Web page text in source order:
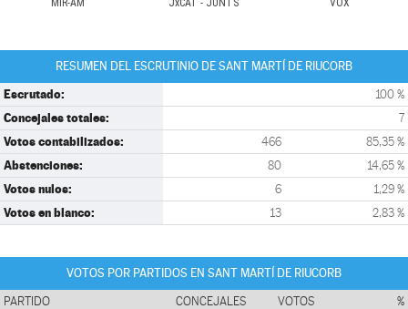
MIR-AM JxCAT - JUNTS VOX
RESUMEN DEL ESCRUTINIO DE SANT MARTÍ DE RIUCORB
Escrutado: 100 %
Concejales totales: 7
Votos contabilizados: 466 85,35 %
Abstenciones: 80 14,65 %
Votos nulos: 6 1,29 %
Votos en blanco: 13 2,83 %
VOTOS POR PARTIDOS EN SANT MARTÍ DE RIUCORB
PARTIDO CONCEJALES VOTOS %